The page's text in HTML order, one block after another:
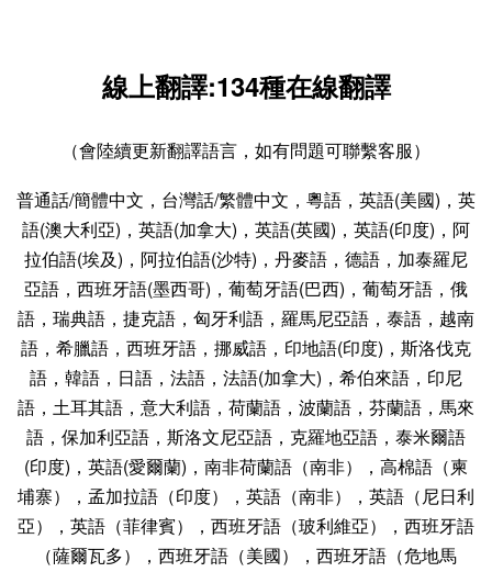
線上翻譯:134種在線翻譯
（會陸續更新翻譯語言，如有問題可聯繫客服）
普通話/簡體中文，台灣話/繁體中文，粵語，英語(美國)，英
語(澳大利亞)，英語(加拿大)，英語(英國)，英語(印度)，阿
拉伯語(埃及)，阿拉伯語(沙特)，丹麥語，德語，加泰羅尼
亞語，西班牙語(墨西哥)，葡萄牙語(巴西)，葡萄牙語，俄
語，瑞典語，捷克語，匈牙利語，羅馬尼亞語，泰語，越南
語，希臘語，西班牙語，挪威語，印地語(印度)，斯洛伐克
語，韓語，日語，法語，法語(加拿大)，希伯來語，印尼
語，土耳其語，意大利語，荷蘭語，波蘭語，芬蘭語，馬來
語，保加利亞語，斯洛文尼亞語，克羅地亞語，泰米爾語
(印度)，英語(愛爾蘭)，南非荷蘭語（南非），高棉語（柬
埔寨），孟加拉語（印度），英語（南非），英語（尼日利
亞），英語（菲律賓），西班牙語（玻利維亞），西班牙語
（薩爾瓦多），西班牙語（美國），西班牙語（危地馬